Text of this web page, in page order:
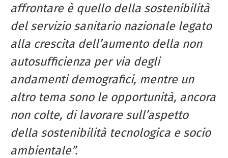
affrontare è quello della sostenibilità
del servizio sanitario nazionale legato
alla crescita dell’aumento della non
autosufficienza per via degli
andamenti demografici, mentre un
altro tema sono le opportunità, ancora
non colte, di lavorare sull’aspetto
della sostenibilità tecnologica e socio
ambientale”.